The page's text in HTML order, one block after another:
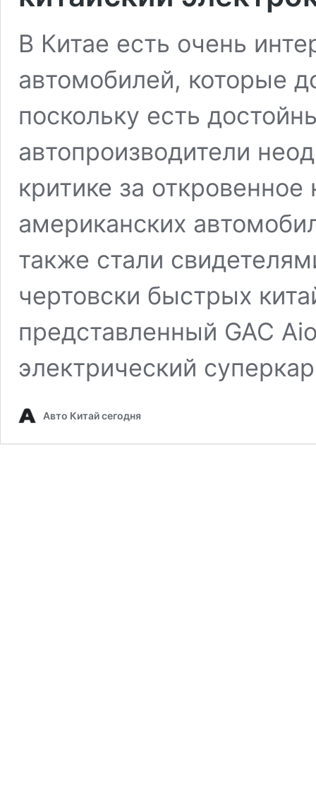
В Китае есть очень
автомобилей, которые
поскольку есть
автопроизводители
критике за
американских
также стали
чертовски быстрых
представленный GAC
электрический
Авто Китай сегодня